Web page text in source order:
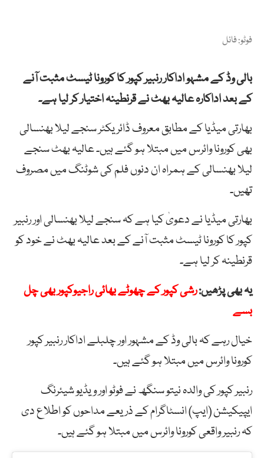
فوٹو: فائل
بالی وڈ کے مشہو اداکار رنبیر کپور کا کورونا ٹیسٹ مثبت آنے
کے بعد اداکارہ عالیہ بھٹ نے قرنطینہ اختیار کر لیا ہے۔
بھارتی میڈیا کے مطابق معروف ڈائریکٹر سنجے لیلا بھنسالی
بھی کورونا وائرس میں مبتلا ہو گئے ہیں۔ عالیہ بھٹ سنجے
لیلا بھنسالی کے ہمراہ ان دنوں فلم کی شوٹنگ میں مصروف
تھیں۔
بھارتی میڈیا نے دعویٰ کیا ہے کہ سنجے لیلا بھنسالی اور رنبیر
کپور کا کورونا ٹیسٹ مثبت آنے کے بعد عالیہ بھٹ نے خود کو
قرنطینہ کر لیا ہے۔
یہ بھی پڑھیں:رشی کپور کے چھوٹے بھائی راجیوکپور بھی چل
بسے
خیال رہے کہ بالی وڈ کے مشہور اور چلبلے اداکار رنبیر کپور
کورونا وائرس میں مبتلا ہو گئے ہیں۔
رنبیر کپور کی والدہ نیتو سنگھ نے فوٹو اور ویڈیو شیئرنگ
ایپیکیشن (ایپ) انسٹاگرام کے ذریعے مداحوں کو اطلاع دی
کہ رنبیر واقعی کورونا وائرس میں مبتلا ہو گئے ہیں۔